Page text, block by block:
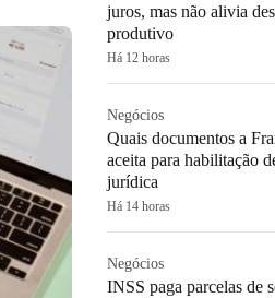
juros, mas não alivia
produtivo
Há 12 horas
Negócios
Quais documentos a
aceita para habilitação
jurídica
Há 14 horas
Negócios
INSS paga parcelas de